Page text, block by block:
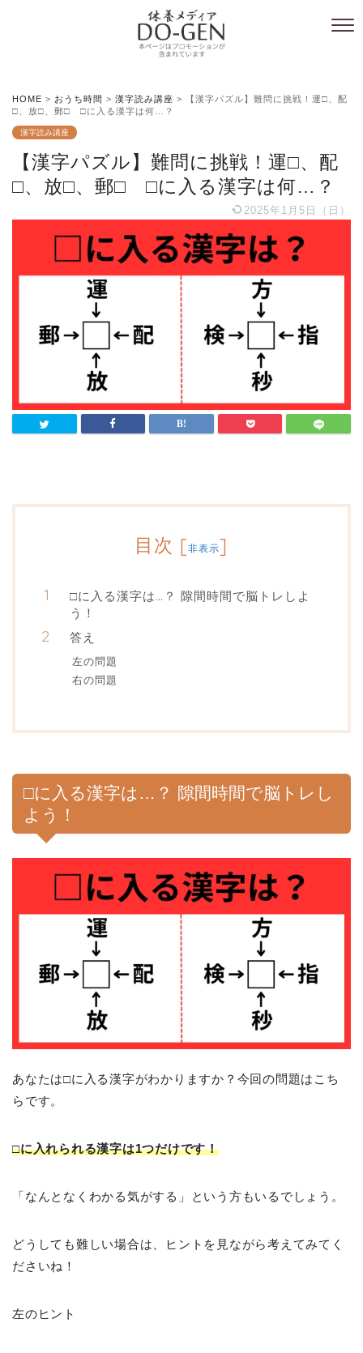
HOME > おうち時間 > 漢字読み講座 >
【漢字パズル】難問に挑戦！運□、配
□、放□、郵□ □に入る漢字は何…？
漢字読み講座
【漢字パズル】難問に挑戦！運□、配
□、放□、郵□ □に入る漢字は何…？
2025年1月5日（日）
目次 [非表示]
□に入る漢字は…？ 隙間時間で脳トレしよ
う！
答え
左の問題
右の問題
□に入る漢字は…？ 隙間時間で脳トレし
よう！
あなたは□に入る漢字がわかりますか？今回の問題はこち
らです。
□に入れられる漢字は1つだけです！
「なんとなくわかる気がする」という方もいるでしょう。
どうしても難しい場合は、ヒントを見ながら考えてみてく
ださいね！
左のヒント